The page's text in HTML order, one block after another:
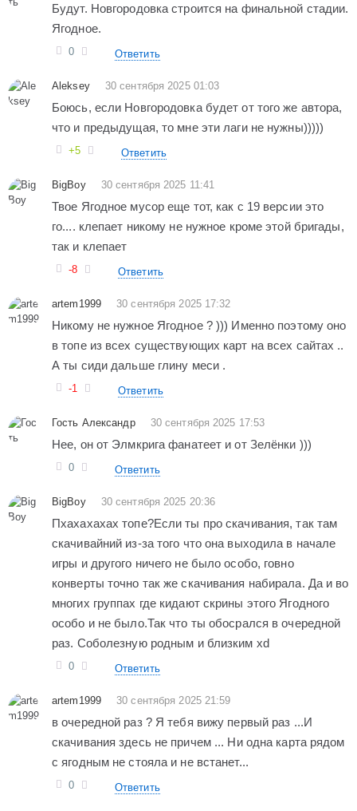
Будут. Новгородовка строится на финальной стадии.
Ягодное.
0 Ответить
Aleksey 30 сентября 2025 01:03
Боюсь, если Новгородовка будет от того же автора,
что и предыдущая, то мне эти лаги не нужны)))))
+5 Ответить
BigBoy 30 сентября 2025 11:41
Твое Ягодное мусор еще тот, как с 19 версии это
го.... клепает никому не нужное кроме этой бригады,
так и клепает
-8 Ответить
artem1999 30 сентября 2025 17:32
Никому не нужное Ягодное ? ))) Именно поэтому оно
в топе из всех существующих карт на всех сайтах ..
А ты сиди дальше глину меси .
-1 Ответить
Гость Александр 30 сентября 2025 17:53
Нее, он от Элмкрига фанатеет и от Зелёнки )))
0 Ответить
BigBoy 30 сентября 2025 20:36
Пхахахахах топе?Если ты про скачивания, так там
скачивайний из-за того что она выходила в начале
игры и другого ничего не было особо, говно
конверты точно так же скачивания набирала. Да и во
многих группах где кидают скрины этого Ягодного
особо и не было.Так что ты обосрался в очередной
раз. Соболезную родным и близким xd
0 Ответить
artem1999 30 сентября 2025 21:59
в очередной раз ? Я тебя вижу первый раз ...И
скачивания здесь не причем ... Ни одна карта рядом
с ягодным не стояла и не встанет...
0 Ответить